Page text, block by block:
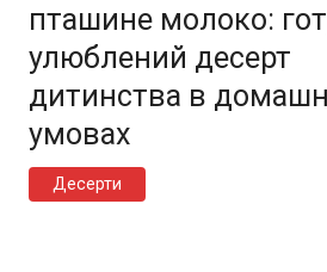
пташине молоко:
улюблений десерт
дитинства в
умовах
Десерти